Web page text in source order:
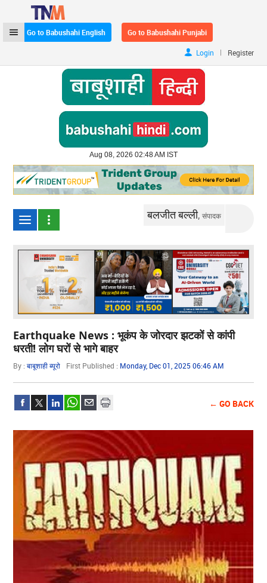
Go to Babushahi English Go to Babushahi Punjabi
Login | Register
Aug 08, 2026 02:48 AM IST
बलजीत बल्ली,संपादक
Earthquake News : भूकंप के जोरदार झटकों से कांपी
धरती! लोग घरों से भागे बाहर
By :बाबूशाही ब्यूरो First Published : Monday, Dec 01, 2025 06:46 AM
← GO BACK